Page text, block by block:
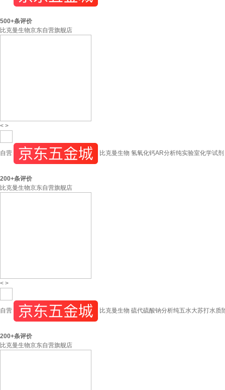
500+条评价
比克曼生物京东自营旗舰店
< >
自营 比克曼生物 氢氧化钙AR分析纯实验室化学试
200+条评价
比克曼生物京东自营旗舰店
< >
自营 比克曼生物 硫代硫酸钠分析纯五水大苏打水
200+条评价
比克曼生物京东自营旗舰店